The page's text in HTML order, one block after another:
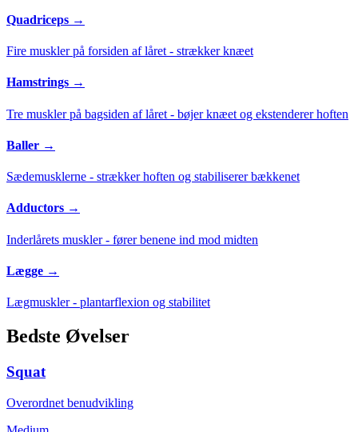
Quadriceps →
Fire muskler på forsiden af låret - strækker knæet
Hamstrings →
Tre muskler på bagsiden af låret - bøjer knæet og ekstenderer hoften
Baller →
Sædemusklerne - strækker hoften og stabiliserer bækkenet
Adductors →
Inderlårets muskler - fører benene ind mod midten
Lægge →
Lægmuskler - plantarflexion og stabilitet
Bedste Øvelser
Squat
Overordnet benudvikling